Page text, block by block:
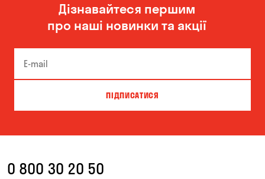
Дізнавайтеся першим
про наші новинки та акції
ПІДПИСАТИСЯ
0 800 30 20 50